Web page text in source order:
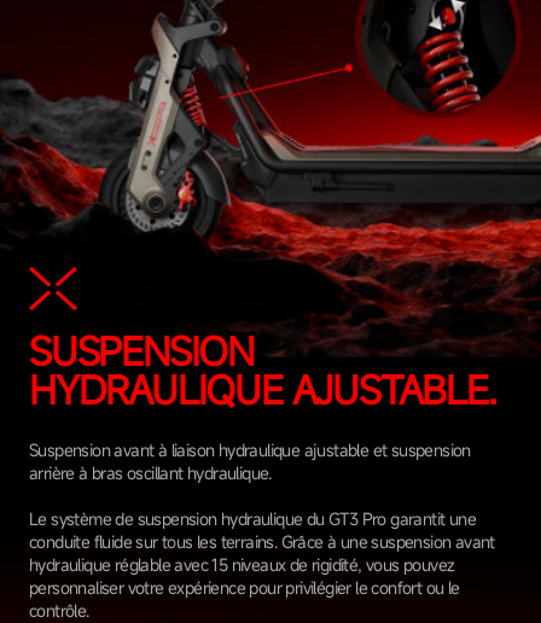
SUSPENSION
HYDRAULIQUE AJUSTABLE.
Suspension avant à liaison hydraulique ajustable et suspension
arrière à bras oscillant hydraulique.
Le système de suspension hydraulique du GT3 Pro garantit une
conduite fluide sur tous les terrains. Grâce à une suspension avant
hydraulique réglable avec 15 niveaux de rigidité, vous pouvez
personnaliser votre expérience pour privilégier le confort ou le
contrôle.
>